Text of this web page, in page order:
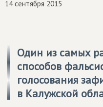
14 сентября 2015
Один из самых
способов
голосования
в Калужской